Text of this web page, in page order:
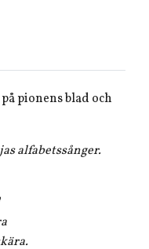
pionens blad och
alfabetssånger.